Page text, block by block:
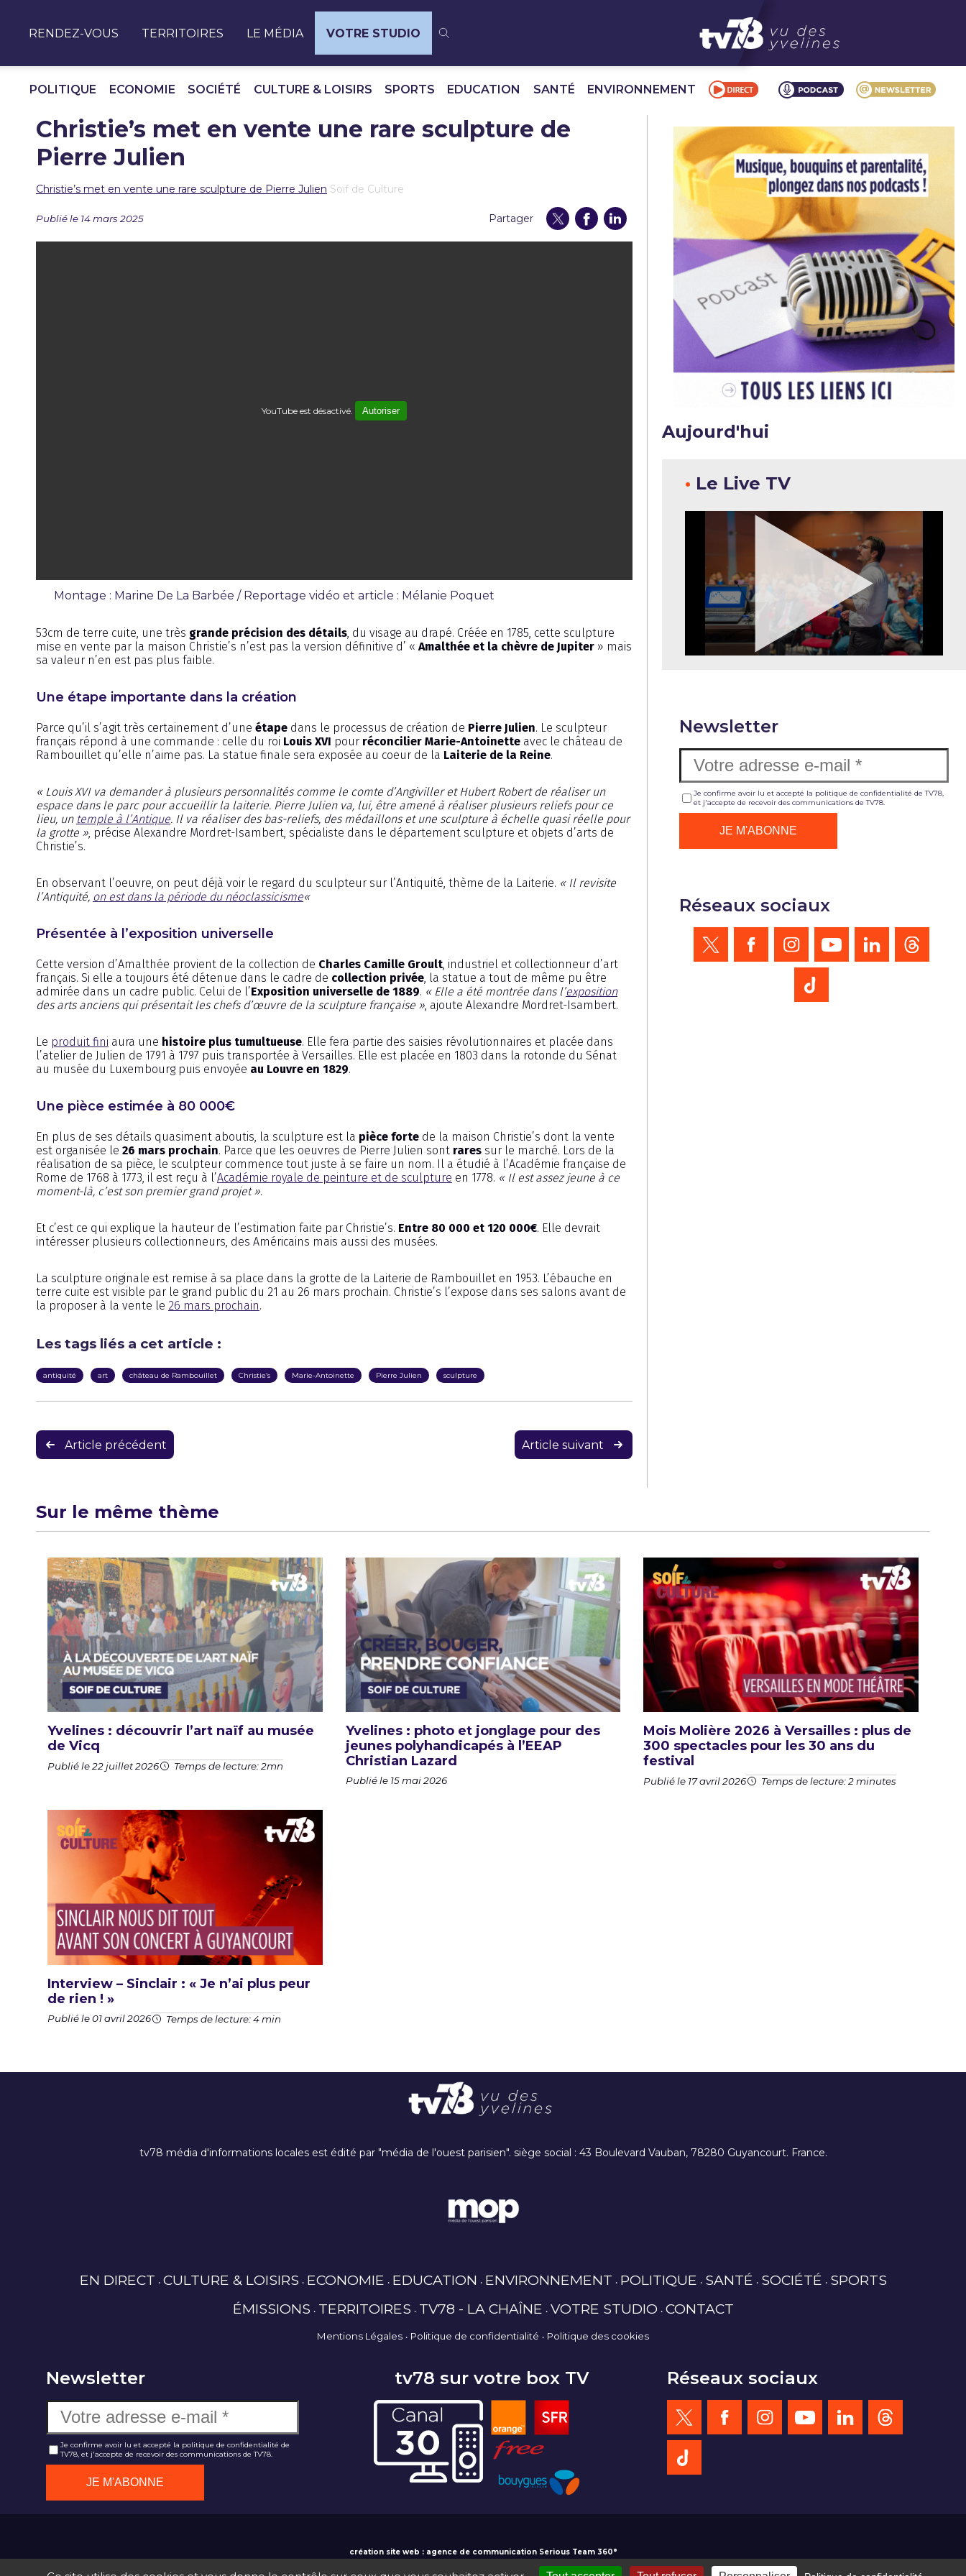
RENDEZ-VOUS TERRITOIRES LE MÉDIA VOTRE STUDIO
POLITIQUE ECONOMIE SOCIÉTÉ CULTURE & LOISIRS SPORTS EDUCATION SANTÉ ENVIRONNEMENT
Christie’s met en vente une rare sculpture de
Pierre Julien
Christie’s met en vente une rare sculpture de Pierre Julien Soif de Culture
Publié le 14 mars 2025 Partager
YouTube est désactivé. Autoriser
Montage : Marine De La Barbée / Reportage vidéo et article : Mélanie Poquet
53cm de terre cuite, une très grande précision des détails, du visage au drapé. Créée en 1785, cette sculpture
mise en vente par la maison Christie’s n’est pas la version définitive d’ « Amalthée et la chèvre de Jupiter » mais
sa valeur n’en est pas plus faible.
Une étape importante dans la création
Parce qu’il s’agit très certainement d’une étape dans le processus de création de Pierre Julien. Le sculpteur
français répond à une commande : celle du roi Louis XVI pour réconcilier Marie-Antoinette avec le château de
Rambouillet qu’elle n’aime pas. La statue finale sera exposée au coeur de la Laiterie de la Reine.
« Louis XVI va demander à plusieurs personnalités comme le comte d’Angiviller et Hubert Robert de réaliser un
espace dans le parc pour accueillir la laiterie. Pierre Julien va, lui, être amené à réaliser plusieurs reliefs pour ce
lieu, un temple à l’Antique. Il va réaliser des bas-reliefs, des médaillons et une sculpture à échelle quasi réelle pour
la grotte », précise Alexandre Mordret-Isambert, spécialiste dans le département sculpture et objets d’arts de
Christie’s.
En observant l’oeuvre, on peut déjà voir le regard du sculpteur sur l’Antiquité, thème de la Laiterie. « Il revisite
l’Antiquité, on est dans la période du néoclassicisme«
Présentée à l’exposition universelle
Cette version d’Amalthée provient de la collection de Charles Camille Groult, industriel et collectionneur d’art
français. Si elle a toujours été détenue dans le cadre de collection privée, la statue a tout de même pu être
admirée dans un cadre public. Celui de l’Exposition universelle de 1889. « Elle a été montrée dans l’exposition
des arts anciens qui présentait les chefs d’œuvre de la sculpture française », ajoute Alexandre Mordret-Isambert.
Le produit fini aura une histoire plus tumultueuse. Elle fera partie des saisies révolutionnaires et placée dans
l’atelier de Julien de 1791 à 1797 puis transportée à Versailles. Elle est placée en 1803 dans la rotonde du Sénat
au musée du Luxembourg puis envoyée au Louvre en 1829.
Une pièce estimée à 80 000€
En plus de ses détails quasiment aboutis, la sculpture est la pièce forte de la maison Christie’s dont la vente
est organisée le 26 mars prochain. Parce que les oeuvres de Pierre Julien sont rares sur le marché. Lors de la
réalisation de sa pièce, le sculpteur commence tout juste à se faire un nom. Il a étudié à l’Académie française de
Rome de 1768 à 1773, il est reçu à l’Académie royale de peinture et de sculpture en 1778. « Il est assez jeune à ce
moment-là, c’est son premier grand projet ».
Et c’est ce qui explique la hauteur de l’estimation faite par Christie’s. Entre 80 000 et 120 000€. Elle devrait
intéresser plusieurs collectionneurs, des Américains mais aussi des musées.
La sculpture originale est remise à sa place dans la grotte de la Laiterie de Rambouillet en 1953. L’ébauche en
terre cuite est visible par le grand public du 21 au 26 mars prochain. Christie’s l’expose dans ses salons avant de
la proposer à la vente le 26 mars prochain.
Les tags liés a cet article :
antiquité art château de Rambouillet Christie’s Marie-Antoinette Pierre Julien sculpture
Navigation
de
Article précédent Article suivant
Aujourd'hui
• Le Live TV
Newsletter
Je confirme avoir lu et accepté la politique de confidentialité de TV78,
et j'accepte de recevoir des communications de TV78.
Réseaux sociaux
Sur le même thème
Yvelines : découvrir l’art naïf au musée
de Vicq
Publié le 22 juillet 2026 Temps de lecture: 2mn
Yvelines : photo et jonglage pour des
jeunes polyhandicapés à l’EEAP
Christian Lazard
Publié le 15 mai 2026
Mois Molière 2026 à Versailles : plus de
300 spectacles pour les 30 ans du
festival
Publié le 17 avril 2026 Temps de lecture: 2 minutes
Interview – Sinclair : « Je n’ai plus peur
de rien ! »
Publié le 01 avril 2026 Temps de lecture: 4 min
tv78 média d'informations locales est édité par "média de l'ouest parisien". siège social : 43 Boulevard Vauban, 78280 Guyancourt. France.
EN DIRECT CULTURE & LOISIRS ECONOMIE EDUCATION ENVIRONNEMENT POLITIQUE SANTÉ SOCIÉTÉ SPORTS
ÉMISSIONS TERRITOIRES TV78 - LA CHAÎNE VOTRE STUDIO CONTACT
Mentions Légales Politique de confidentialité Politique des cookies
Newsletter
Je confirme avoir lu et accepté la politique de confidentialité de
TV78, et j'accepte de recevoir des communications de TV78.
tv78 sur votre box TV Réseaux sociaux
création site web : agence de communication Serious Team 360°